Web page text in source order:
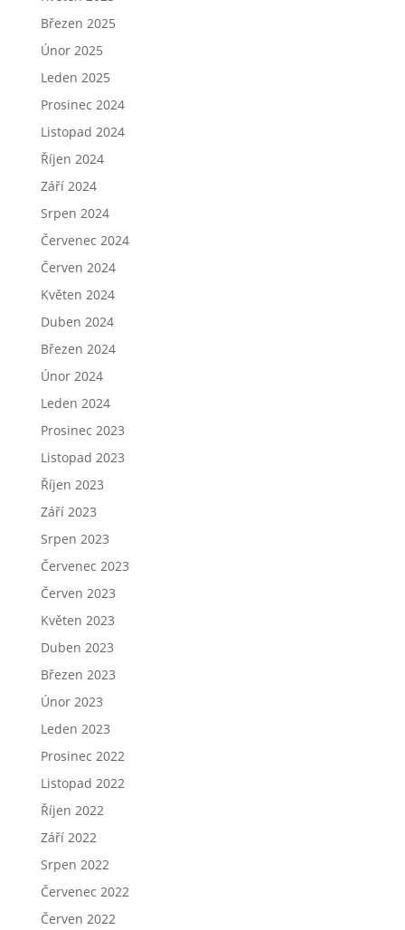
Březen 2025
Únor 2025
Leden 2025
Prosinec 2024
Listopad 2024
Říjen 2024
Září 2024
Srpen 2024
Červenec 2024
Červen 2024
Květen 2024
Duben 2024
Březen 2024
Únor 2024
Leden 2024
Prosinec 2023
Listopad 2023
Říjen 2023
Září 2023
Srpen 2023
Červenec 2023
Červen 2023
Květen 2023
Duben 2023
Březen 2023
Únor 2023
Leden 2023
Prosinec 2022
Listopad 2022
Říjen 2022
Září 2022
Srpen 2022
Červenec 2022
Červen 2022